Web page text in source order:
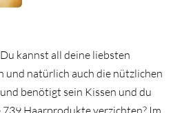
kannst all deine liebsten
und natürlich auch die nützlichen
benötigt sein Kissen und du
Haarprodukte verzichten? Im